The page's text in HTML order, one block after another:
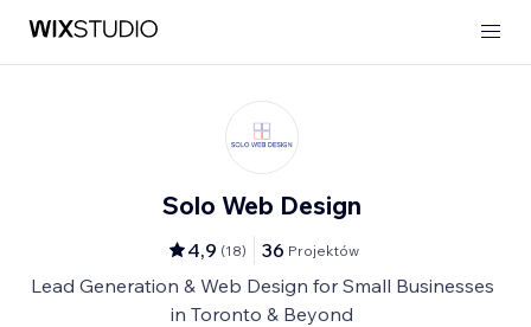
Solo Web Design
4,9 (18) 36 Projektów
Lead Generation & Web Design for Small Businesses
in Toronto & Beyond